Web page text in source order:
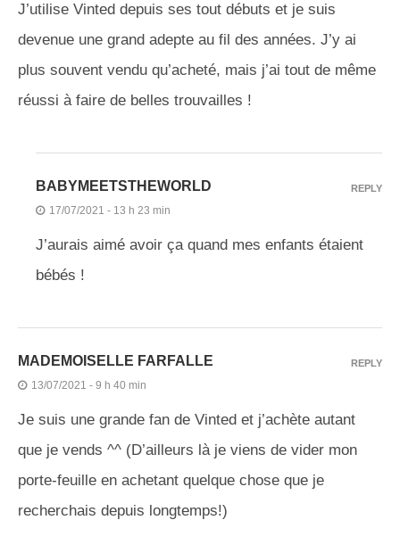
J’utilise Vinted depuis ses tout débuts et je suis
devenue une grand adepte au fil des années. J’y ai
plus souvent vendu qu’acheté, mais j’ai tout de même
réussi à faire de belles trouvailles !
BABYMEETSTHEWORLD
17/07/2021 - 13 h 23 min
J’aurais aimé avoir ça quand mes enfants étaient
bébés !
REPLY
MADEMOISELLE FARFALLE
13/07/2021 - 9 h 40 min
Je suis une grande fan de Vinted et j’achète autant
que je vends ^^ (D’ailleurs là je viens de vider mon
porte-feuille en achetant quelque chose que je
recherchais depuis longtemps!)
REPLY